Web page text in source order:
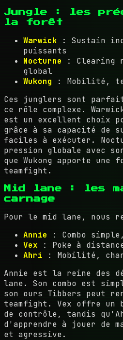
Jungle : les
la forêt
Warwick : Sustain
puissants
Nocturne : Clearing
global
Wukong : Mobilité,
Ces junglers sont
ce rôle complexe.
est un excellent choix
grâce à sa capacité de
faciles à exécuter.
pression globale avec
que Wukong apporte une
teamfight.
Mid lane : les
carnage
Pour le mid lane, nous
Annie : Combo
Vex : Poke à
Ahri : Mobilité,
Annie est la reine des
lane. Son combo est
son ours Tibbers peut
teamfight. Vex offre un
de contrôle, tandis
d'apprendre à jouer de
et agressive.